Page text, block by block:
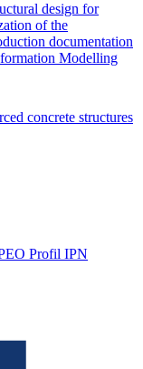
design for
of the
documentation
Modelling
concrete structures
Profil IPN